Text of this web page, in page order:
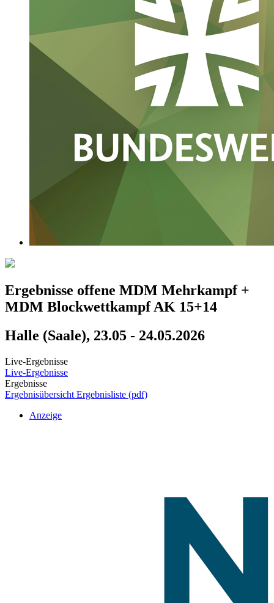
Ergebnisse offene MDM Mehrkampf +
MDM Blockwettkampf AK 15+14
Halle (Saale), 23.05 - 24.05.2026
Live-Ergebnisse
Live-Ergebnisse
Ergebnisse
Ergebnisübersicht Ergebnisliste (pdf)
Anzeige